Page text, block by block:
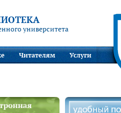
университета
Читателям Услуги